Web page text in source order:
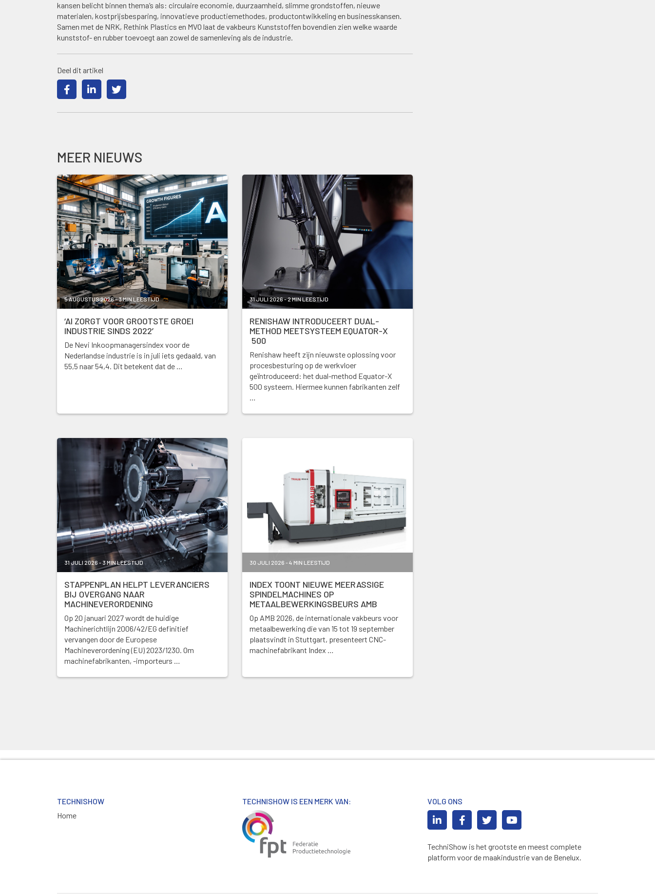
kansen belicht binnen thema’s als: circulaire economie, duurzaamheid, slimme grondstoffen, nieuwe
materialen, kostprijsbesparing, innovatieve productiemethodes, productontwikkeling en businesskansen.
Samen met de NRK, Rethink Plastics en MVO laat de vakbeurs Kunststoffen bovendien zien welke waarde
kunststof- en rubber toevoegt aan zowel de samenleving als de industrie.
Deel dit artikel
MEER NIEUWS
5 AUGUSTUS 2026 - 3 MIN LEESTIJD
‘AI ZORGT VOOR GROOTSTE GROEI
INDUSTRIE SINDS 2022’
De Nevi Inkoopmanagersindex voor de
Nederlandse industrie is in juli iets gedaald, van
55,5 naar 54,4. Dit betekent dat de …
31 JULI 2026 - 2 MIN LEESTIJD
RENISHAW INTRODUCEERT DUAL-
METHOD MEETSYSTEEM EQUATOR-X
500
Renishaw heeft zijn nieuwste oplossing voor
procesbesturing op de werkvloer
geïntroduceerd: het dual-method Equator-X
500 systeem. Hiermee kunnen fabrikanten zelf
…
31 JULI 2026 - 3 MIN LEESTIJD
STAPPENPLAN HELPT LEVERANCIERS
BIJ OVERGANG NAAR
MACHINEVERORDENING
Op 20 januari 2027 wordt de huidige
Machinerichtlijn 2006/42/EG definitief
vervangen door de Europese
Machineverordening (EU) 2023/1230. Om
machinefabrikanten, -importeurs …
30 JULI 2026 - 4 MIN LEESTIJD
INDEX TOONT NIEUWE MEERASSIGE
SPINDELMACHINES OP
METAALBEWERKINGSBEURS AMB
Op AMB 2026, de internationale vakbeurs voor
metaalbewerking die van 15 tot 19 september
plaatsvindt in Stuttgart, presenteert CNC-
machinefabrikant Index …
TECHNISHOW
Home
TECHNISHOW IS EEN MERK VAN: VOLG ONS
TechniShow is het grootste en meest complete
platform voor de maakindustrie van de Benelux.